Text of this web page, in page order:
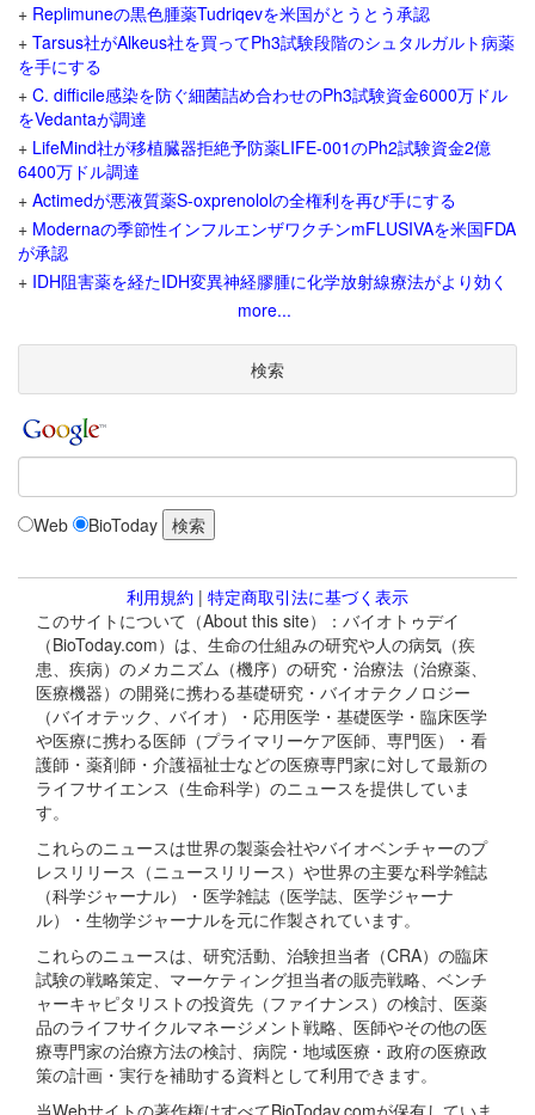
+ Replimuneの黒色腫薬Tudriqevを米国がとうとう承認
+ Tarsus社がAlkeus社を買ってPh3試験段階のシュタルガルト病薬
を手にする
+ C. difficile感染を防ぐ細菌詰め合わせのPh3試験資金6000万ドル
をVedantaが調達
+ LifeMind社が移植臓器拒絶予防薬LIFE-001のPh2試験資金2億
6400万ドル調達
+ Actimedが悪液質薬S-oxprenololの全権利を再び手にする
+ Modernaの季節性インフルエンザワクチンmFLUSIVAを米国FDA
が承認
+ IDH阻害薬を経たIDH変異神経膠腫に化学放射線療法がより効く
more...
検索
Web BioToday
利用規約 | 特定商取引法に基づく表示
このサイトについて（About this site）：バイオトゥデイ
（BioToday.com）は、生命の仕組みの研究や人の病気（疾
患、疾病）のメカニズム（機序）の研究・治療法（治療薬、
医療機器）の開発に携わる基礎研究・バイオテクノロジー
（バイオテック、バイオ）・応用医学・基礎医学・臨床医学
や医療に携わる医師（プライマリーケア医師、専門医）・看
護師・薬剤師・介護福祉士などの医療専門家に対して最新の
ライフサイエンス（生命科学）のニュースを提供していま
す。
これらのニュースは世界の製薬会社やバイオベンチャーのプ
レスリリース（ニュースリリース）や世界の主要な科学雑誌
（科学ジャーナル）・医学雑誌（医学誌、医学ジャーナ
ル）・生物学ジャーナルを元に作製されています。
これらのニュースは、研究活動、治験担当者（CRA）の臨床
試験の戦略策定、マーケティング担当者の販売戦略、ベンチ
ャーキャピタリストの投資先（ファイナンス）の検討、医薬
品のライフサイクルマネージメント戦略、医師やその他の医
療専門家の治療方法の検討、病院・地域医療・政府の医療政
策の計画・実行を補助する資料として利用できます。